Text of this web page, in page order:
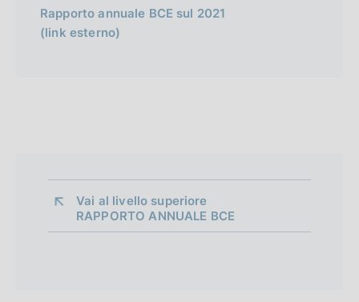
Rapporto annuale BCE sul 2021
(link esterno)
Vai al livello superiore
RAPPORTO ANNUALE BCE